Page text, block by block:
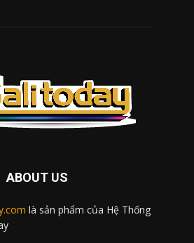
ABOUT US
là sản phẩm của Hệ Thống